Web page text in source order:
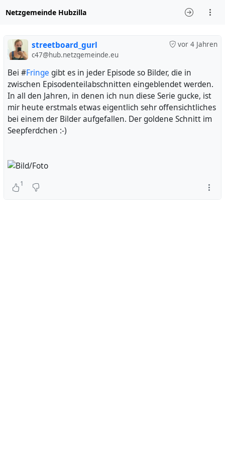
Netzgemeinde Hubzilla
vor 4 Jahren
streetboard_gurl
c47@hub.netzgemeinde.eu
Bei #Fringe gibt es in jeder Episode so Bilder, die in
zwischen Episodenteilabschnitten eingeblendet werden.
In all den Jahren, in denen ich nun diese Serie gucke, ist
mir heute erstmals etwas eigentlich sehr offensichtliches
bei einem der Bilder aufgefallen. Der goldene Schnitt im
Seepferdchen :-)
1